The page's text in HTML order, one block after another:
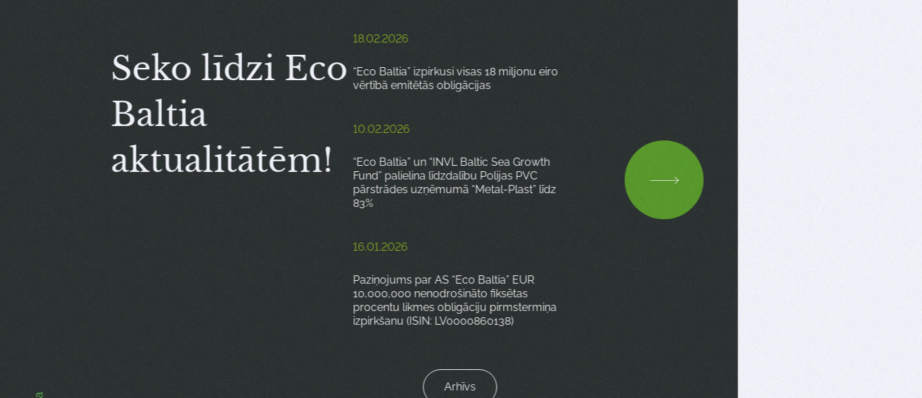
Seko līdzi Eco
Baltia
aktualitātēm!
18.02.2026
“Eco Baltia” izpirkusi visas 18 miljonu eiro
vērtībā emitētās obligācijas
10.02.2026
“Eco Baltia” un “INVL Baltic Sea Growth
Fund” palielina līdzdalību Polijas PVC
pārstrādes uzņēmumā “Metal-Plast” līdz
83%
16.01.2026
Paziņojums par AS “Eco Baltia” EUR
10,000,000 nenodrošināto fiksētas
procentu likmes obligāciju pirmstermiņa
izpirkšanu (ISIN: LV0000860138)
Arhīvs